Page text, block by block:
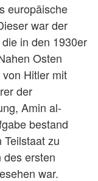
europäische
war der
in den 1930er
Osten
Hitler mit
der
Amin al-
bestand
zu
des ersten
war.